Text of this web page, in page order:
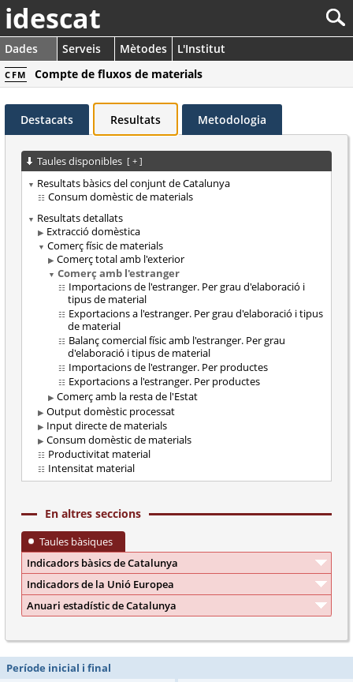
idescat
Dades Serveis Mètodes L'Institut
CFM Compte de fluxos de materials
Destacats Resultats Metodologia
Taules disponibles [ + ]
Resultats bàsics del conjunt de Catalunya
Consum domèstic de materials
Resultats detallats
Extracció domèstica
Comerç físic de materials
Comerç total amb l'exterior
Comerç amb l'estranger
Importacions de l'estranger. Per grau d'elaboració i
tipus de material
Exportacions a l'estranger. Per grau d'elaboració i tipus
de material
Balanç comercial físic amb l'estranger. Per grau
d'elaboració i tipus de material
Importacions de l'estranger. Per productes
Exportacions a l'estranger. Per productes
Comerç amb la resta de l'Estat
Output domèstic processat
Input directe de materials
Consum domèstic de materials
Productivitat material
Intensitat material
En altres seccions
Taules bàsiques
Indicadors bàsics de Catalunya
Indicadors de la Unió Europea
Anuari estadístic de Catalunya
Període inicial i final